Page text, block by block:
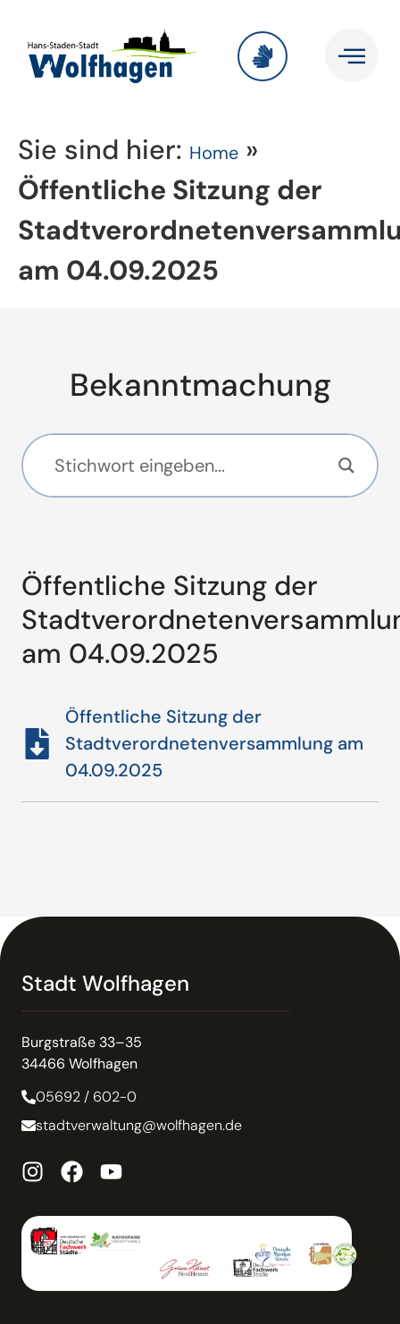
Sie sind hier: Home »
Öffentliche Sitzung der
am 04.09.2025
Bekanntmachung
Öffentliche Sitzung der
am 04.09.2025
Öffentliche Sitzung der
Stadtverordnetenversammlung am
04.09.2025
Stadt Wolfhagen
Burgstraße 33–35
34466 Wolfhagen
05692 / 602-0
stadtverwaltung@wolfhagen.de